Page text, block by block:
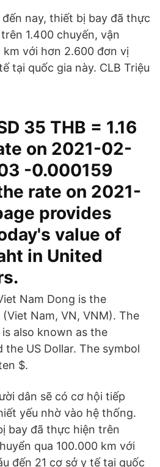
nay, thiết bị bay đã thực
1.400 chuyến, vận
km với hơn 2.600 đơn vị
tại quốc gia này. CLB Triệu
35 THB = 1.16
on 2021-02-
-0.000159
rate on 2021-
provides
value of
in United
Nam Dong is the
Nam, VN, VNM). The
also known as the
the US Dollar. The symbol
$.
dân sẽ có cơ hội tiếp
yếu nhờ vào hệ thống.
bay đã thực hiện trên
qua 100.000 km với
đến 21 cơ sở y tế tại quốc